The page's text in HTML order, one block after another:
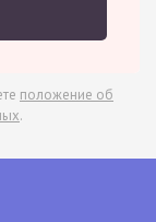
положение об
.